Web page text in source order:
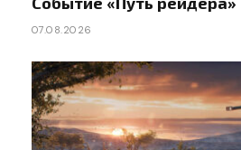
07.08.2026